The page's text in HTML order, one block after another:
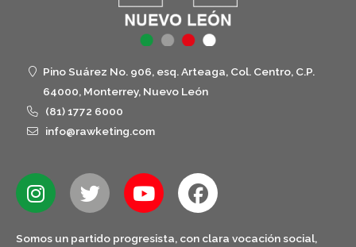
Pino Suárez No. 906, esq. Arteaga, Col. Centro, C.P.
64000, Monterrey, Nuevo León
(81) 1772 6000
info@rawketing.com
Somos un partido progresista, con clara vocación social,